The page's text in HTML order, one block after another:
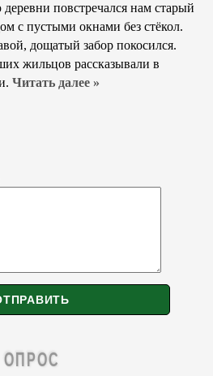
повстречался нам старый
с пустыми окнами без стёкол.
дощатый забор покосился.
жильцов рассказывали в
Читать далее »
ОПРОС